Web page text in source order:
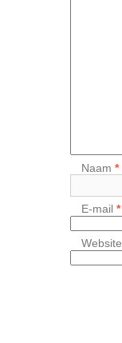
Naam*
E-mail*
Website